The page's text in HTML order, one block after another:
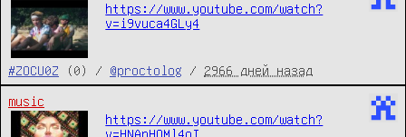
https://www.youtube.com/watch?
v=i9vuca4GLy4
#ZOCU0Z (0) / @proctolog / 2966 дней назад
music
https://www.youtube.com/watch?
v=HNAnHOMl4oI